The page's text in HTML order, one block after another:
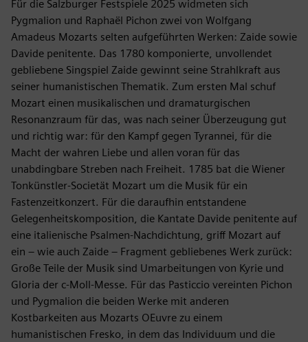
Für die Salzburger Festspiele 2025 widmeten sich
Pygmalion und Raphaël Pichon zwei von Wolfgang
Amadeus Mozarts selten aufgeführten Werken: Zaide sowie
Davide penitente. Das 1780 komponierte, unvollendet
gebliebene Singspiel Zaide gewinnt seine Strahlkraft aus
seiner humanistischen Thematik. Zum ersten Mal schuf
Mozart einen musikalischen und dramaturgischen
Resonanzraum für das, was nach seiner Überzeugung gut
und richtig war: für den Kampf gegen Tyrannei, für die
Macht der wahren Liebe und allen voran für das
unabdingbare Streben nach Freiheit. 1785 bat die Wiener
Tonkünstler-Societät Mozart um die Musik für ein
Fastenzeitkonzert. Für die daraufhin entstandene
Gelegenheitskomposition, die Kantate Davide penitente auf
eine italienische Psalmen-Nachdichtung, griff Mozart auf
ein – wie auch Zaide – Fragment gebliebenes Werk zurück:
Große Teile der Musik sind Umarbeitungen von Kyrie und
Gloria der c-Moll-Messe. Für das Pasticcio vereinten Pichon
und Pygmalion die beiden Werke mit anderen
Kostbarkeiten aus Mozarts OEuvre zu einem
humanistischen Fresko, in dem das Individuum und die